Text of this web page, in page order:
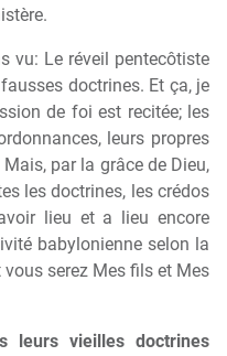
ère.
vu: Le réveil pentecôtiste
doctrines. Et ça, je
de foi est recitée; les
leurs propres
par la grâce de Dieu,
les doctrines, les crédos
lieu et a lieu encore
babylonienne selon la
vous serez Mes fils et Mes
leurs vieilles doctrines